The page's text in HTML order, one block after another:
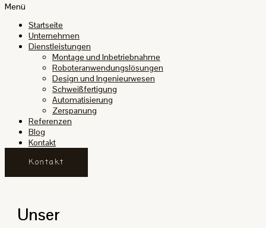
Menü
Startseite
Unternehmen
Dienstleistungen
Montage und Inbetriebnahme
Roboteranwendungslösungen
Design und Ingenieurwesen
Schweißfertigung
Automatisierung
Zerspanung
Referenzen
Blog
Kontakt
Kontakt
Unser